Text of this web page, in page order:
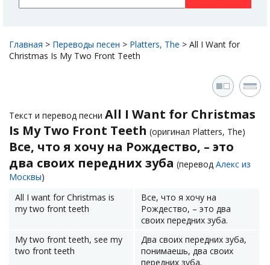
Главная > Переводы песен > Platters, The > All I Want for
Christmas Is My Two Front Teeth
Текст и перевод песни All I Want for Christmas
Is My Two Front Teeth (оригинал Platters, The)
Все, что я хочу на Рождество, – это
два своих передних зуба (перевод Алекс из
Москвы)
All I want for Christmas is
my two front teeth
Все, что я хочу на
Рождество, – это два
своих передних зуба.
My two front teeth, see my
two front teeth
Два своих передних зуба,
понимаешь, два своих
передних зуба.